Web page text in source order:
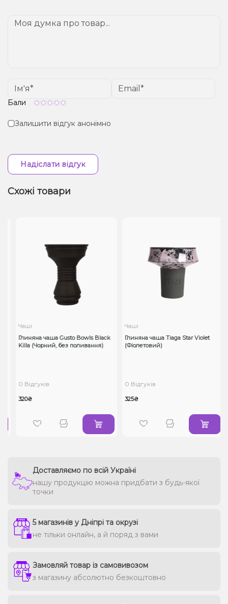
Бали
Залишити відгук анонімно
Надіслати відгук
Схожі товари
Чаші
Глиняна чаша Gusto Bowls Black
Killa (Чорний, без поливання)
0 Відгуків
320₴
Чаші
Глиняна чаша Tiaga Star Violet
(Фіолетовий)
0 Відгуків
325₴
Доставляємо по всій Україні
нашу продукцію можна придбати з будь-якої
точки
5 магазинів у Дніпрі та окрузі
не тільки онлайн, а й поряд з вами
Замовляй товар із самовивозом
з магазину абсолютно безкоштовно